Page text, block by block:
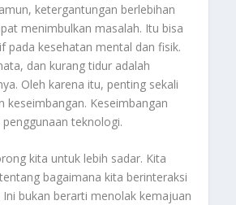
ketergantungan berlebihan
menimbulkan masalah. Itu bisa
pada kesehatan mental dan fisik.
dan kurang tidur adalah
Oleh karena itu, penting sekali
keseimbangan. Keseimbangan
teknologi.
kita untuk lebih sadar. Kita
bagaimana kita berinteraksi
bukan berarti menolak kemajuan